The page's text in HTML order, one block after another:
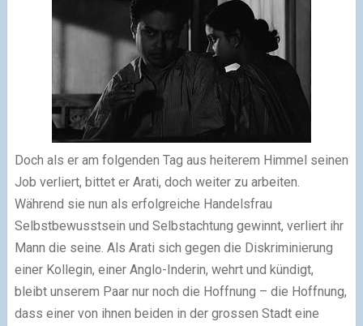
Doch als er am folgenden Tag aus heiterem Himmel seinen
Job verliert, bittet er Arati, doch weiter zu arbeiten.
Während sie nun als erfolgreiche Handelsfrau
Selbstbewusstsein und Selbstachtung gewinnt, verliert ihr
Mann die seine. Als Arati sich gegen die Diskriminierung
einer Kollegin, einer Anglo-Inderin, wehrt und kündigt,
bleibt unserem Paar nur noch die Hoffnung – die Hoffnung,
dass einer von ihnen beiden in der grossen Stadt eine